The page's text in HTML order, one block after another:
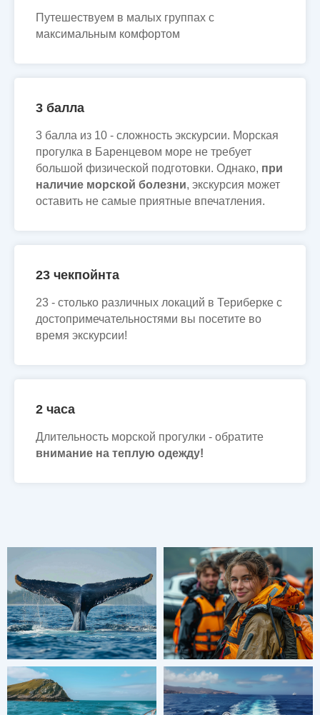
Путешествуем в малых группах с
максимальным комфортом
3 балла
3 балла из 10 - сложность экскурсии. Морская
прогулка в Баренцевом море не требует
большой физической подготовки. Однако, при
наличие морской болезни, экскурсия может
оставить не самые приятные впечатления.
23 чекпойнта
23 - столько различных локаций в Териберке с
достопримечательностями вы посетите во
время экскурсии!
2 часа
Длительность морской прогулки - обратите
внимание на теплую одежду!